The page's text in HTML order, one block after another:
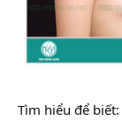
Tìm hiểu để biết: